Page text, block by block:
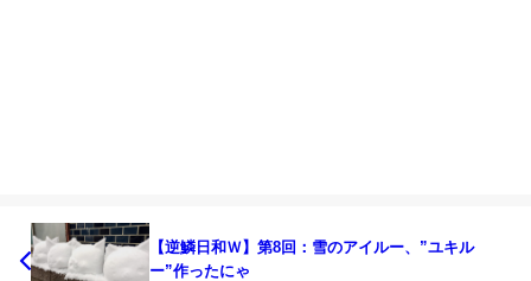
【逆鱗日和Ｗ】第8回：雪のアイルー、”ユキル
ー”作ったにゃ